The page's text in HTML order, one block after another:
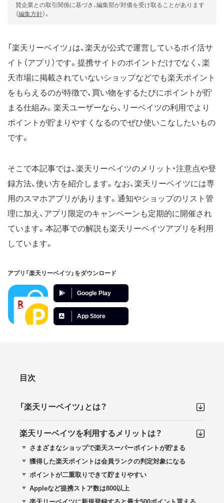
賛企業との取引関係に基づき、編集部が対価を受け取ることがあります
（編集方針）。
「楽天リーベイツ」は、楽天が公式で運営しているポイ活サ
イト（アプリ）です。提携サイトのポイントだけでなく、楽
天市場に掲載されていないショップなどでも楽天ポイント
をもらえるのが特徴で、買い物をするたびにポイントが貯
まる仕組み。楽天ユーザーなら、リーベイツの利用でより
ポイントが貯まりやすくなるのでぜひ使いこなしたいもの
です。
そこで本記事では、楽天リーベイツのメリット・注意点や登
録方法、使い方を紹介します。なお、楽天リーベイツには専
用のスマホアプリがあります。通知やショップのリスト管
理に加え、アプリ限定のキャンペーンも定期的に開催され
ています。本記事での解説も楽天リーベイツアプリを利用
しています。
アプリ「楽天リーベイツ」をダウンロード
Google Play
App Store
目次
「楽天リーベイツ」とは？
楽天リーベイツを利用するメリットは？
さまざまなショップで楽天スーパーポイントが貯まる
獲得した楽天ポイントは会員ランクの判定対象になる
ポイントが二重取りできて貯まりやすい
Appleなど提携ストア数は800以上